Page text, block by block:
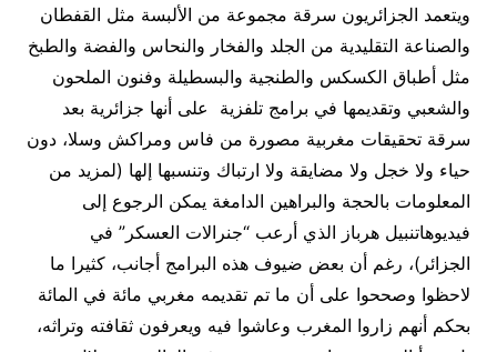
ويتعمد الجزائريون سرقة مجموعة من الألبسة مثل القفطان
والصناعة التقليدية من الجلد والفخار والنحاس والفضة والطبخ
مثل أطباق الكسكس والطنجية والبسطيلة وفنون الملحون
والشعبي وتقديمها في برامج تلفزية على أنها جزائرية بعد
سرقة تحقيقات مغربية مصورة من فاس ومراكش وسلا، دون
حياء ولا خجل ولا مضايقة ولا ارتباك وتنسبها إلها (لمزيد من
المعلومات بالحجة والبراهين الدامغة يمكن الرجوع إلى
فيديوهاتنبيل هرباز الذي أرعب “جنرالات العسكر” في
الجزائر)، رغم أن بعض ضيوف هذه البرامج أجانب، كثيرا ما
لاحظوا وصححوا على أن ما تم تقديمه مغربي مائة في المائة
بحكم أنهم زاروا المغرب وعاشوا فيه ويعرفون ثقافته وتراثه،